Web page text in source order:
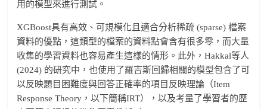
用的模型來進行測試。
XGBoost具有高效、可規模化且適合分析稀疏 (sparse) 檔案
資料的優點，這類型的檔案的資料點會含有很多零，而大量
收集的學習資料也容易產生這樣的情形。此外，Hakkal等人
(2024) 的研究中，也使用了羅吉斯回歸相關的模型包含了可
以反映題目困難度與回答正確率的項目反映理論（Item
Response Theory，以下簡稱IRT），以及考量了學習者的歷